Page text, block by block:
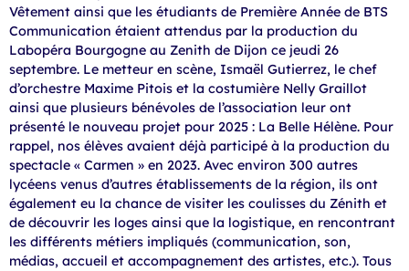
Vêtement ainsi que les étudiants de Première Année de BTS
Communication étaient attendus par la production du
Labopéra Bourgogne au Zenith de Dijon ce jeudi 26
septembre. Le metteur en scène, Ismaël Gutierrez, le chef
d’orchestre Maxime Pitois et la costumière Nelly Graillot
ainsi que plusieurs bénévoles de l’association leur ont
présenté le nouveau projet pour 2025 : La Belle Hélène. Pour
rappel, nos élèves avaient déjà participé à la production du
spectacle « Carmen » en 2023. Avec environ 300 autres
lycéens venus d’autres établissements de la région, ils ont
également eu la chance de visiter les coulisses du Zénith et
de découvrir les loges ainsi que la logistique, en rencontrant
les différents métiers impliqués (communication, son,
médias, accueil et accompagnement des artistes, etc.). Tous